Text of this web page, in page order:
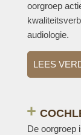
oorgroep
audiologie.
LEES
De oorgroep